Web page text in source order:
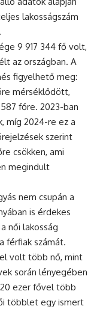
lakosságszám
9 917 344 fő volt,
az országban. A
figyelhető meg:
mérséklődött,
főre. 2023-ban
míg 2024-re ez a
szerint
csökken, ami
megindult
nem csupán a
is érdekes
női lakosság
férfiak számát.
volt több nő, mint
során lényegében
ezer fővel több
többlet egy ismert